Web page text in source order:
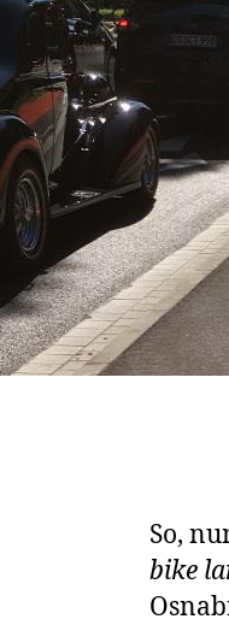
So,
bike